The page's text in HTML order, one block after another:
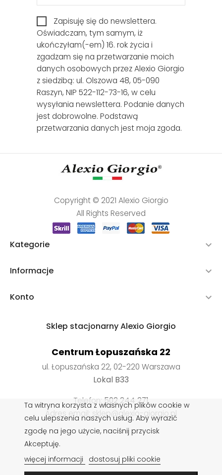
Zapisuję się do newslettera.
Oświadczam, tym samym, iż
ukończyłam(-em) 16. rok życia i
zgadzam się na przetwarzanie moich
danych osobowych przez Alexio Giorgio
z siedzibą: ul. Olszowa 48, 05-090
Raszyn, NIP 522-112-73-16, w celu
wysyłania newslettera. Podanie danych
jest dobrowolne. Podstawą
przetwarzania danych jest moja zgoda.
Copyright © 2021 Alexio Giorgio
All Rights Reserved
Kategorie 
Informacje 
Konto 
Sklep stacjonarny Alexio Giorgio
Centrum Łopuszańska 22
ul. Łopuszańska 22, 02-220 Warszawa
Lokal B33
Telefon: 502 244 271
Adres email: sklep@alexio-giorgio.pl
butów,Pasty do butów,Czyszczenie obuwia
Rzeczoznawca obuwia,Pielęgnacja obuwia
Ta witryna korzysta z własnych plików cookie w
celu ulepszenia naszych usług. Aby wyrazić
zgodę na jego użycie, naciśnij przycisk
Akceptuję.
więcej informacji
dostosuj pliki cookie